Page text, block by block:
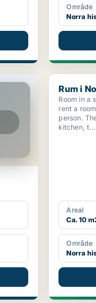
Område
Norra
Rum i Norra
Rum i
Room in a
rent a
person.
kitchen, t...
Areal
Ca. 10
Område
Norra